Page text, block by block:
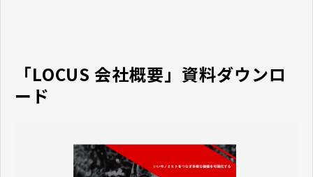
「LOCUS 会社概要」資料ダウンロ
ード